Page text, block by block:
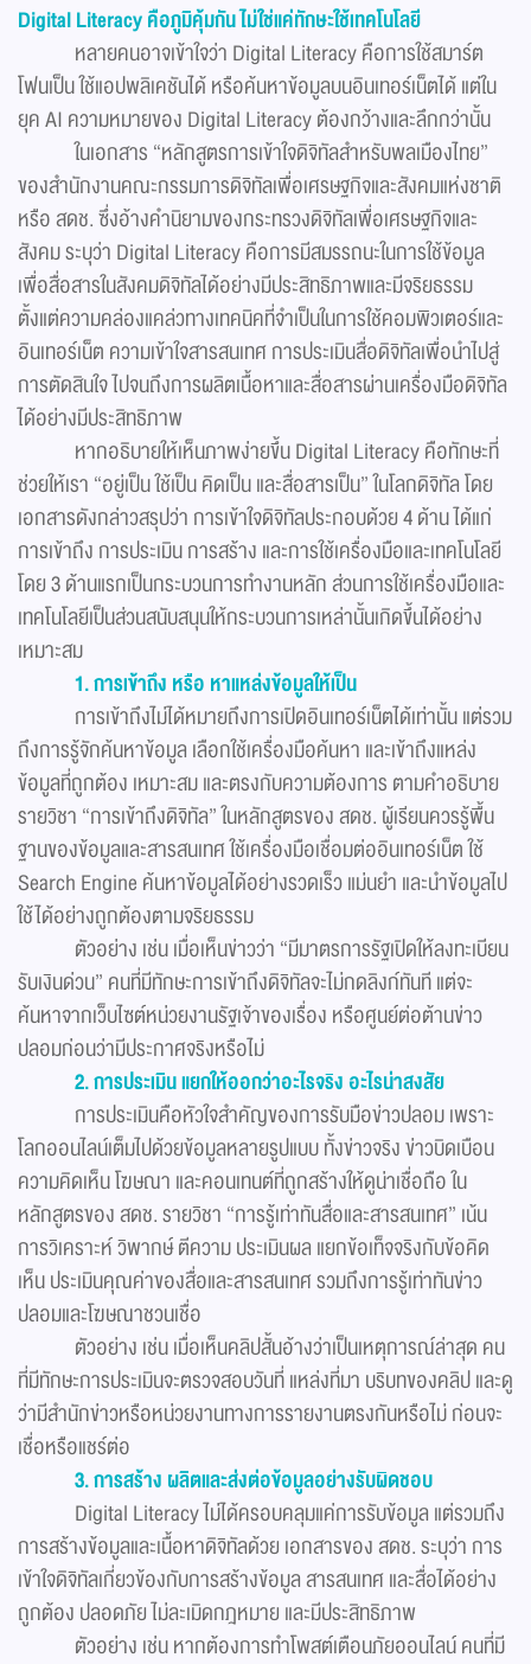
Digital Literacy คือภูมิคุ้มกัน ไม่ใช่แค่ทักษะใช้เทคโนโลยี
หลายคนอาจเข้าใจว่า Digital Literacy คือการใช้สมาร์ต
โฟนเป็น ใช้แอปพลิเคชันได้ หรือค้นหาข้อมูลบนอินเทอร์เน็ตได้ แต่ใน
ยุค AI ความหมายของ Digital Literacy ต้องกว้างและลึกกว่านั้น
ในเอกสาร “หลักสูตรการเข้าใจดิจิทัลสำหรับพลเมืองไทย”
ของสำนักงานคณะกรรมการดิจิทัลเพื่อเศรษฐกิจและสังคมแห่งชาติ
หรือ สดช. ซึ่งอ้างคำนิยามของกระทรวงดิจิทัลเพื่อเศรษฐกิจและ
สังคม ระบุว่า Digital Literacy คือการมีสมรรถนะในการใช้ข้อมูล
เพื่อสื่อสารในสังคมดิจิทัลได้อย่างมีประสิทธิภาพและมีจริยธรรม
ตั้งแต่ความคล่องแคล่วทางเทคนิคที่จำเป็นในการใช้คอมพิวเตอร์และ
อินเทอร์เน็ต ความเข้าใจสารสนเทศ การประเมินสื่อดิจิทัลเพื่อนำไปสู่
การตัดสินใจ ไปจนถึงการผลิตเนื้อหาและสื่อสารผ่านเครื่องมือดิจิทัล
ได้อย่างมีประสิทธิภาพ
หากอธิบายให้เห็นภาพง่ายขึ้น Digital Literacy คือทักษะที่
ช่วยให้เรา “อยู่เป็น ใช้เป็น คิดเป็น และสื่อสารเป็น” ในโลกดิจิทัล โดย
เอกสารดังกล่าวสรุปว่า การเข้าใจดิจิทัลประกอบด้วย 4 ด้าน ได้แก่
การเข้าถึง การประเมิน การสร้าง และการใช้เครื่องมือและเทคโนโลยี
โดย 3 ด้านแรกเป็นกระบวนการทำงานหลัก ส่วนการใช้เครื่องมือและ
เทคโนโลยีเป็นส่วนสนับสนุนให้กระบวนการเหล่านั้นเกิดขึ้นได้อย่าง
เหมาะสม
1. การเข้าถึง หรือ หาแหล่งข้อมูลให้เป็น
การเข้าถึงไม่ได้หมายถึงการเปิดอินเทอร์เน็ตได้เท่านั้น แต่รวม
ถึงการรู้จักค้นหาข้อมูล เลือกใช้เครื่องมือค้นหา และเข้าถึงแหล่ง
ข้อมูลที่ถูกต้อง เหมาะสม และตรงกับความต้องการ ตามคำอธิบาย
รายวิชา “การเข้าถึงดิจิทัล” ในหลักสูตรของ สดช. ผู้เรียนควรรู้พื้น
ฐานของข้อมูลและสารสนเทศ ใช้เครื่องมือเชื่อมต่ออินเทอร์เน็ต ใช้
Search Engine ค้นหาข้อมูลได้อย่างรวดเร็ว แม่นยำ และนำข้อมูลไป
ใช้ได้อย่างถูกต้องตามจริยธรรม
ตัวอย่าง เช่น เมื่อเห็นข่าวว่า “มีมาตรการรัฐเปิดให้ลงทะเบียน
รับเงินด่วน” คนที่มีทักษะการเข้าถึงดิจิทัลจะไม่กดลิงก์ทันที แต่จะ
ค้นหาจากเว็บไซต์หน่วยงานรัฐเจ้าของเรื่อง หรือศูนย์ต่อต้านข่าว
ปลอมก่อนว่ามีประกาศจริงหรือไม่
2. การประเมิน แยกให้ออกว่าอะไรจริง อะไรน่าสงสัย
การประเมินคือหัวใจสำคัญของการรับมือข่าวปลอม เพราะ
โลกออนไลน์เต็มไปด้วยข้อมูลหลายรูปแบบ ทั้งข่าวจริง ข่าวบิดเบือน
ความคิดเห็น โฆษณา และคอนเทนต์ที่ถูกสร้างให้ดูน่าเชื่อถือ ใน
หลักสูตรของ สดช. รายวิชา “การรู้เท่าทันสื่อและสารสนเทศ” เน้น
การวิเคราะห์ วิพากษ์ ตีความ ประเมินผล แยกข้อเท็จจริงกับข้อคิด
เห็น ประเมินคุณค่าของสื่อและสารสนเทศ รวมถึงการรู้เท่าทันข่าว
ปลอมและโฆษณาชวนเชื่อ
ตัวอย่าง เช่น เมื่อเห็นคลิปสั้นอ้างว่าเป็นเหตุการณ์ล่าสุด คน
ที่มีทักษะการประเมินจะตรวจสอบวันที่ แหล่งที่มา บริบทของคลิป และดู
ว่ามีสำนักข่าวหรือหน่วยงานทางการรายงานตรงกันหรือไม่ ก่อนจะ
เชื่อหรือแชร์ต่อ
3. การสร้าง ผลิตและส่งต่อข้อมูลอย่างรับผิดชอบ
Digital Literacy ไม่ได้ครอบคลุมแค่การรับข้อมูล แต่รวมถึง
การสร้างข้อมูลและเนื้อหาดิจิทัลด้วย เอกสารของ สดช. ระบุว่า การ
เข้าใจดิจิทัลเกี่ยวข้องกับการสร้างข้อมูล สารสนเทศ และสื่อได้อย่าง
ถูกต้อง ปลอดภัย ไม่ละเมิดกฎหมาย และมีประสิทธิภาพ
ตัวอย่าง เช่น หากต้องการทำโพสต์เตือนภัยออนไลน์ คนที่มี